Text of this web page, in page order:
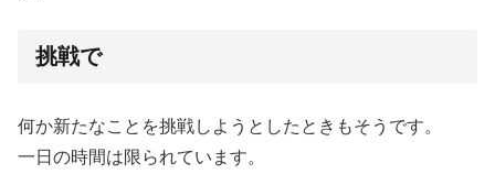
挑戦で
何か新たなことを挑戦しようとしたときもそうです。
一日の時間は限られています。